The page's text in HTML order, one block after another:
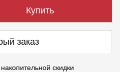
Купить
заказ
скидки